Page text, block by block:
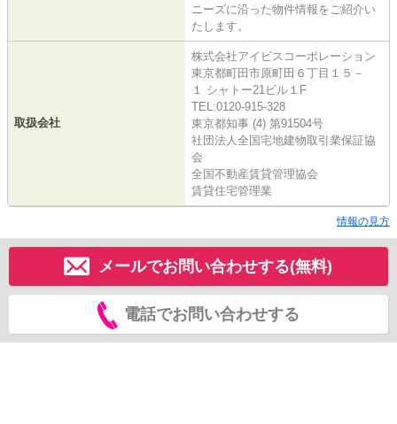
ニーズに沿った物件情報をご紹介い
たします。
取扱会社
株式会社アイビスコーポレーション
東京都町田市原町田６丁目１５－
１ シャトー21ビル１F
TEL:0120-915-328
東京都知事 (4) 第91504号
社団法人全国宅地建物取引業保証協
会
全国不動産賃貸管理協会
賃貸住宅管理業
情報の見方
メールでお問い合わせする(無料)
電話でお問い合わせする